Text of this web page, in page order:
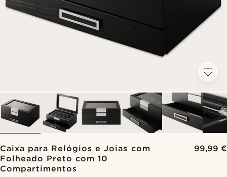
Caixa para Relógios e Joias com
Folheado Preto com 10
Compartimentos
99,99 €